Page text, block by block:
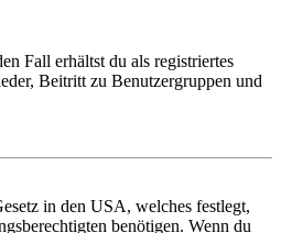
Fall erhältst du als registriertes
Beitritt zu Benutzergruppen und
in den USA, welches festlegt,
benötigen. Wenn du